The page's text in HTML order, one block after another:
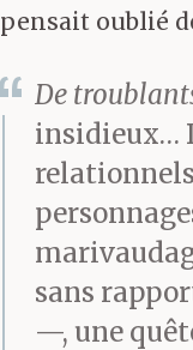
pensait oublié
De
insidieux…
sans
—, une